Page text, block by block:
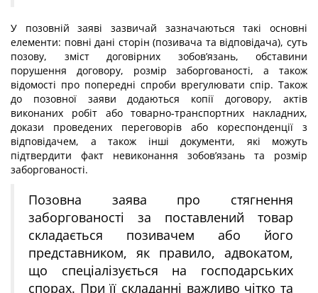
У позовній заяві зазвичай зазначаються такі основні
елементи: повні дані сторін (позивача та відповідача), суть
позову, зміст договірних зобов’язань, обставини
порушення договору, розмір заборгованості, а також
відомості про попередні спроби врегулювати спір. Також
до позовної заяви додаються копії договору, актів
виконаних робіт або товарно-транспортних накладних,
докази проведених переговорів або кореспонденції з
відповідачем, а також інші документи, які можуть
підтвердити факт невиконання зобов’язань та розмір
заборгованості.
Позовна заява про стягнення
заборгованості за поставлений товар
складається позивачем або його
представником, як правило, адвокатом,
що спеціалізується на господарських
спорах. При її складанні важливо чітко та